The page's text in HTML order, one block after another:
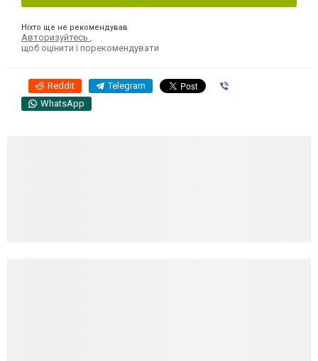
Ніхто ще не рекомендував
Авторизуйтесь ,
щоб оцінити і порекомендувати
Reddit Telegram
WhatsApp